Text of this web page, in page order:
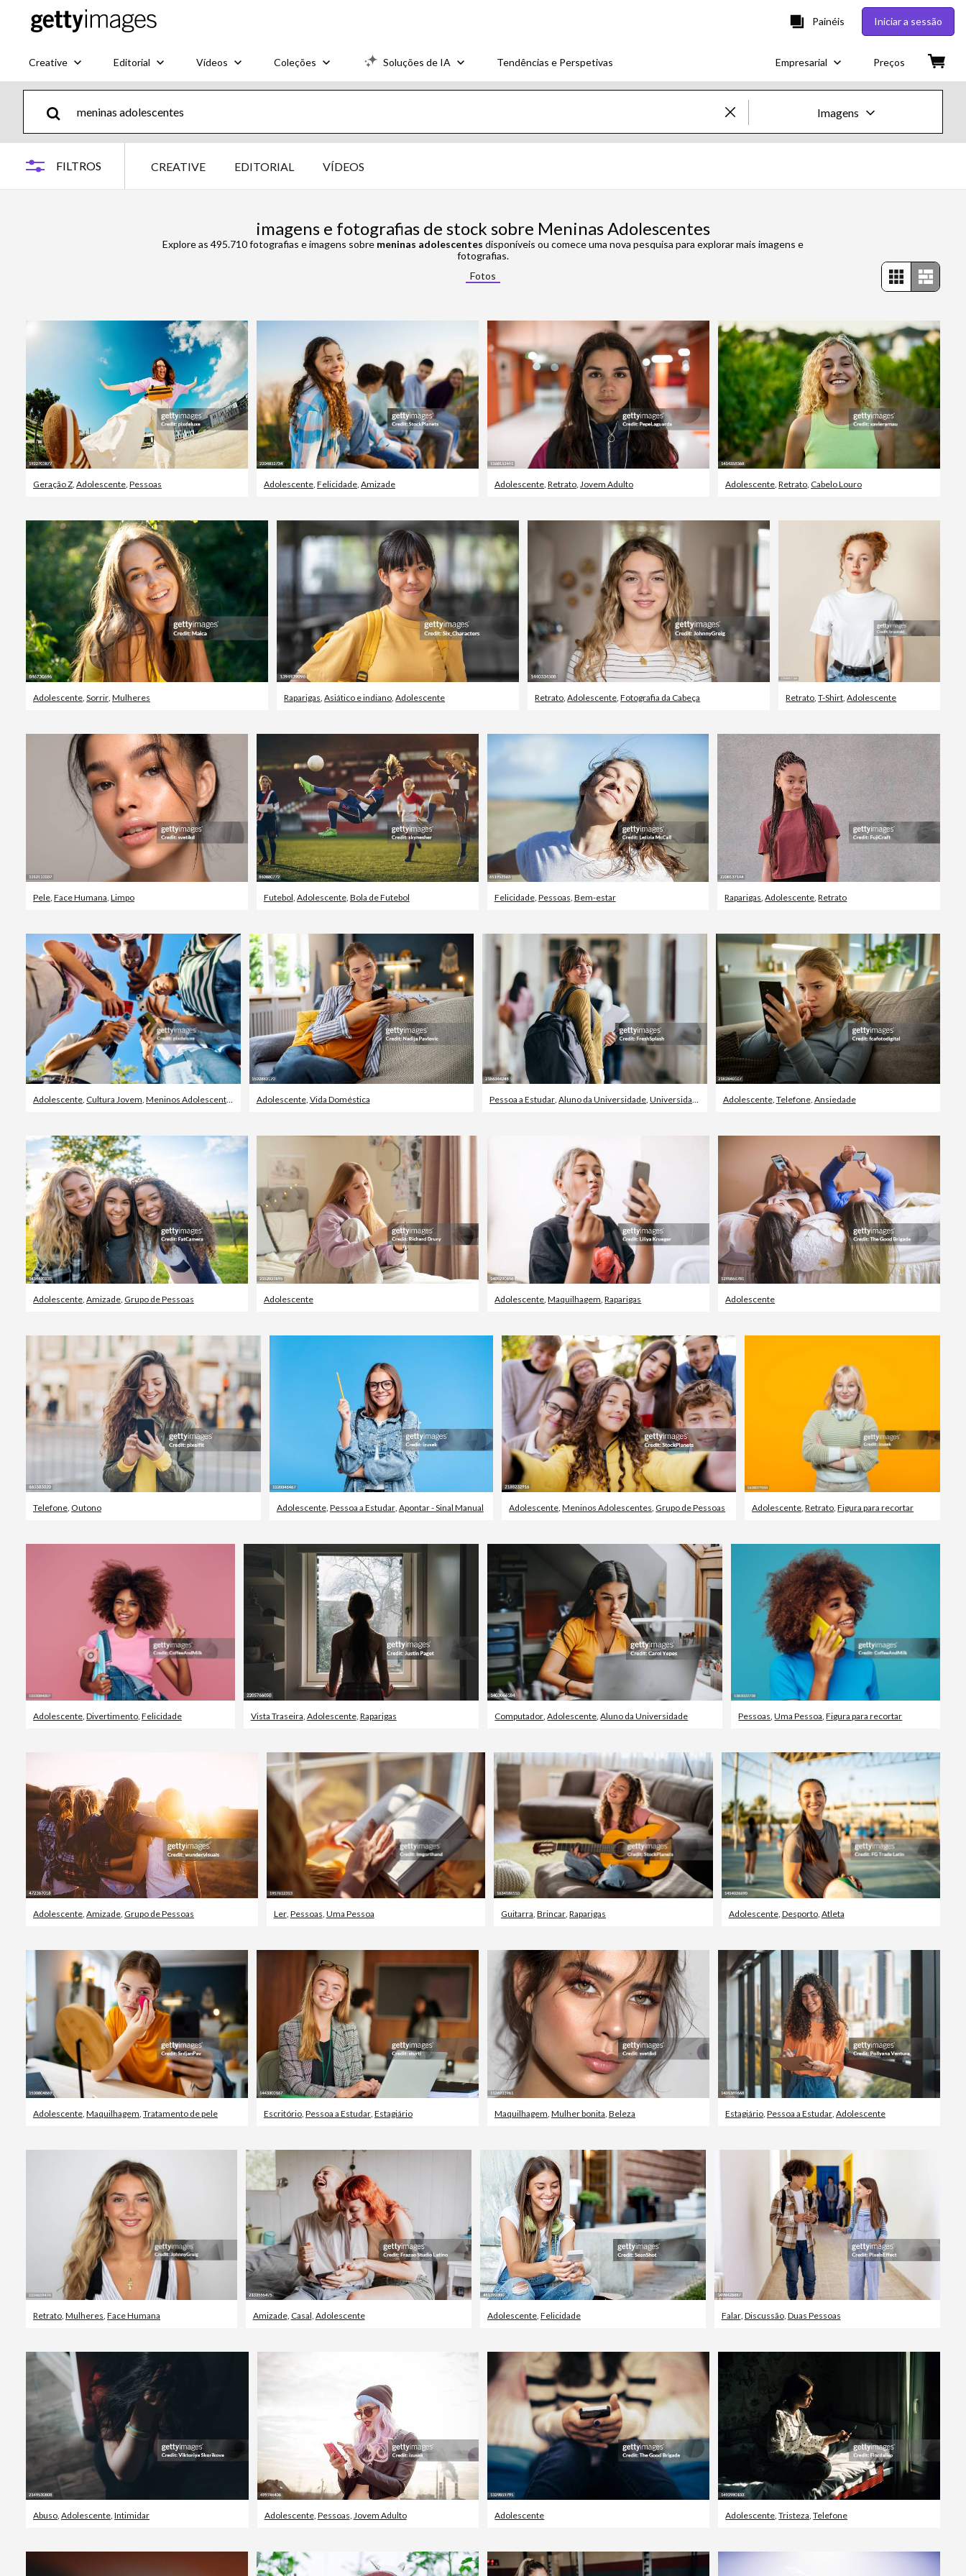
Painéis Iniciar a sessão
Creative Editorial Vídeos Coleções Soluções de IA Tendências e Perspetivas Empresarial Preços
Imagens
Editorial
Editorial
FILTROS CREATIVE EDITORIAL VÍDEOS
imagens e fotografias de stock sobre Meninas Adolescentes
Explore as 495.710 fotografias e imagens sobre meninas adolescentes disponíveis ou comece uma nova pesquisa para explorar mais imagens e
fotografias.
Fotos
Geração Z, Adolescente, Pessoas Adolescente, Felicidade, Amizade Adolescente, Retrato, Jovem Adulto Adolescente, Retrato, Cabelo Louro
Adolescente Sorrir Mulheres Raparigas ,Asiático e indiano ,Adolescente Retrato ,Adolescente ,Fotografia da Cabeça Retrato ,T-Shirt ,Adolescente
Pele, Face Humana, Limpo Futebol, Adolescente, Bola de Futebol Felicidade, Pessoas, Bem-estar Raparigas,Adolescente,Retrato
Adolescente Cultura Jovem Meninos Adolescentes Adolescente, Vida Doméstica Pessoa a Estudar ,Aluno da Universidade ,Universidade Adolescente, Telefone, Ansiedade
Adolescente Amizade Grupo de Pessoas Adolescente Adolescente ,Maquilhagem ,Raparigas Adolescente
Telefone Outono Adolescente, Pessoa a Estudar, Apontar - Sinal Manual Adolescente ,Meninos Adolescentes Grupo de Pessoas Adolescente ,Retrato ,Figura para recortar
Adolescente Divertimento Felicidade Vista Traseira Adolescente, Raparigas Computador ,Adolescente ,Aluno da Universidade Pessoas ,Uma Pessoa ,Figura para recortar
Adolescente Amizade Grupo de Pessoas Ler, Pessoas Uma Pessoa Guitarra ,Brincar ,Raparigas Adolescente, Desporto, Atleta
Adolescente Maquilhagem Tratamento de pele Escritório Pessoa a Estudar Estagiário Maquilhagem Mulher bonita Beleza Estagiário Pessoa a Estudar Adolescente
Retrato, Mulheres, Face Humana Amizade, Casal, Adolescente Adolescente, Felicidade Falar, Discussão, Duas Pessoas
Abuso, Adolescente, Intimidar Adolescente, Pessoas, Jovem Adulto Adolescente Adolescente,Tristeza,Telefone